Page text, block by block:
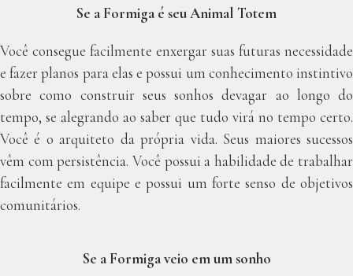
Se a Formiga é seu Animal Totem
Você consegue facilmente enxergar suas futuras necessidade
e fazer planos para elas e possui um conhecimento instintivo
sobre como construir seus sonhos devagar ao longo do
tempo, se alegrando ao saber que tudo virá no tempo certo.
Você é o arquiteto da própria vida. Seus maiores sucessos
vêm com persistência. Você possui a habilidade de trabalhar
facilmente em equipe e possui um forte senso de objetivos
comunitários.
Se a Formiga veio em um sonho